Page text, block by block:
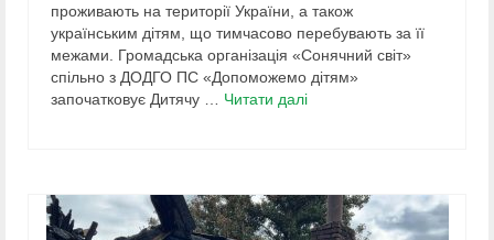
проживають на території України, а також
українським дітям, що тимчасово перебувають за її
межами. Громадська організація «Сонячний світ»
спільно з ДОДГО ПС «Допоможемо дітям»
започатковує Дитячу … Читати далі